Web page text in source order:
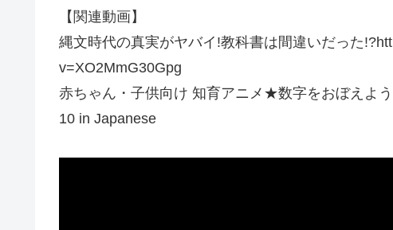
【関連動画】
縄文時代の真実がヤバイ!教科書は間違いだった
v=XO2MmG30Gpg
赤ちゃん・子供向け 知育アニメ★数字をおぼえよ
10 in Japanese